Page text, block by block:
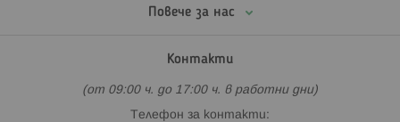
Повече за нас
Контакти
(от 09:00 ч. до 17:00 ч. в работни дни)
Телефон за контакти: